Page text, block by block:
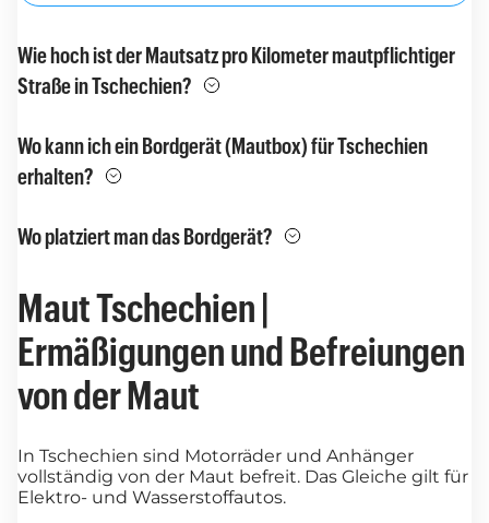
Wie hoch ist der Mautsatz pro Kilometer mautpflichtiger
Straße in Tschechien?
Wo kann ich ein Bordgerät (Mautbox) für Tschechien
erhalten?
Wo platziert man das Bordgerät?
Maut Tschechien |
Ermäßigungen und Befreiungen
von der Maut
In Tschechien sind Motorräder und Anhänger
vollständig von der Maut befreit. Das Gleiche gilt für
Elektro- und Wasserstoffautos.